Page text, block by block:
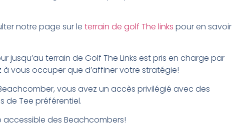
notre page sur le terrain de golf The links pour en savoir
jusqu’au terrain de Golf The Links est pris en charge par
à vous occuper que d’affiner votre stratégie!
vous avez un accès privilégié avec des
de Tee préférentiel.
accessible des Beachcombers!